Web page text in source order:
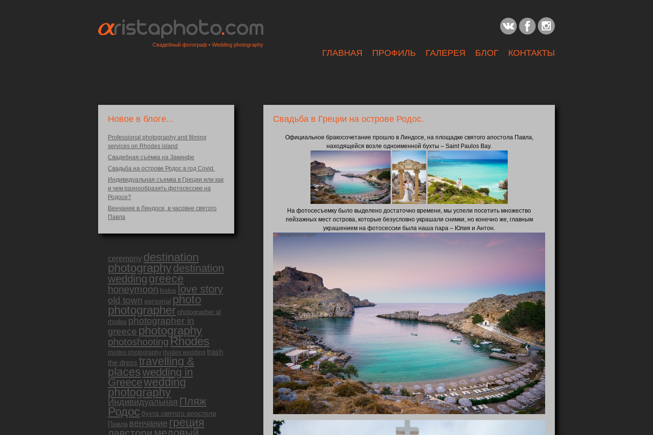
Свадебный фотограф • Wedding photography
ГЛАВНАЯ ПРОФИЛЬ ГАЛЕРЕЯ БЛОГ КОНТАКТЫ
Свадьба в Греции на острове Родос.
Официальное бракосочетание прошло в Линдосе, на площадке святого апостола Павла,
находящейся возле одноименной бухты – Saint Paulos Bay.
На фотосесъемку было выделено достаточно времени, мы успели посетить множество
пейзажных мест острова, которые безусловно украшали снимки, но конечно же, главным
украшением на фотосессии была наша пара – Юлия и Антон.
Новое в блоге...
Professional photography and filming
services on Rhodes island
Свадебная съёмка на Закинфе
Свадьба на острове Родос в год Covid.
Индивидуальная съемка в Греции или как
и чем разнообразить фотосессию на
Родосе?
Венчание в Линдосе, в часовне святого
Павла
ceremony destination
photographydestination
wedding greece
honeymoon lindos love story
old town personal photo
photographer photographer at
rhodes photographer in
greece photography
photoshootingRhodes
rhodes photography rhodes wedding trash
the dress travelling &
placeswedding in
Greecewedding
photography
Индивидуальная Пляж
Родос бухта святого апостола
Павла венчание греция